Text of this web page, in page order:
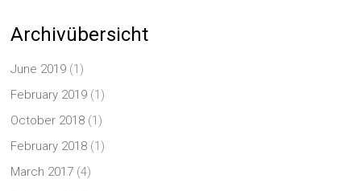
Archivübersicht
June 2019 (1)
February 2019 (1)
October 2018 (1)
February 2018 (1)
March 2017 (4)